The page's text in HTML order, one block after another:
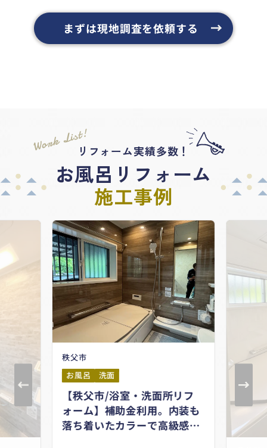
まずは現地調査を依頼する
Work List!リフォーム実績多数！
お風呂リフォーム
施工事例
秩父市
お風呂
洗面
【秩父市/浴室・洗面所リフ
ォーム】補助金利用。内装も
落ち着いたカラーで高級感あ